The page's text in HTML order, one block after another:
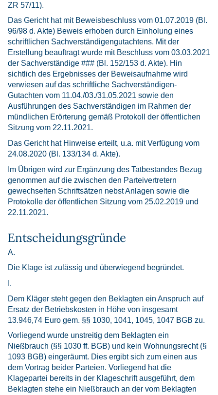
ZR 57/11).
Das Gericht hat mit Beweisbeschluss vom 01.07.2019 (Bl.
96/98 d. Akte) Beweis erhoben durch Einholung eines
schriftlichen Sachverständigengutachtens. Mit der
Erstellung beauftragt wurde mit Beschluss vom 03.03.2021
der Sachverständige ### (Bl. 152/153 d. Akte). Hin
sichtlich des Ergebnisses der Beweisaufnahme wird
verwiesen auf das schriftliche Sachverständigen-
Gutachten vom 11.04./03./31.05.2021 sowie den
Ausführungen des Sachverständigen im Rahmen der
mündlichen Erörterung gemäß Protokoll der öffentlichen
Sitzung vom 22.11.2021.
Das Gericht hat Hinweise erteilt, u.a. mit Verfügung vom
24.08.2020 (Bl. 133/134 d. Akte).
Im Übrigen wird zur Ergänzung des Tatbestandes Bezug
genommen auf die zwischen den Parteivertretern
gewechselten Schriftsätzen nebst Anlagen sowie die
Protokolle der öffentlichen Sitzung vom 25.02.2019 und
22.11.2021.
Entscheidungsgründe
A.
Die Klage ist zulässig und überwiegend begründet.
I.
Dem Kläger steht gegen den Beklagten ein Anspruch auf
Ersatz der Betriebskosten in Höhe von insgesamt
13.946,74 Euro gem. §§ 1030, 1041, 1045, 1047 BGB zu.
Vorliegend wurde unstreitig dem Beklagten ein
Nießbrauch (§§ 1030 ff. BGB) und kein Wohnungsrecht (§
1093 BGB) eingeräumt. Dies ergibt sich zum einen aus
dem Vortrag beider Parteien. Vorliegend hat die
Klagepartei bereits in der Klageschrift ausgeführt, dem
Beklagten stehe ein Nießbrauch an der vom Beklagten